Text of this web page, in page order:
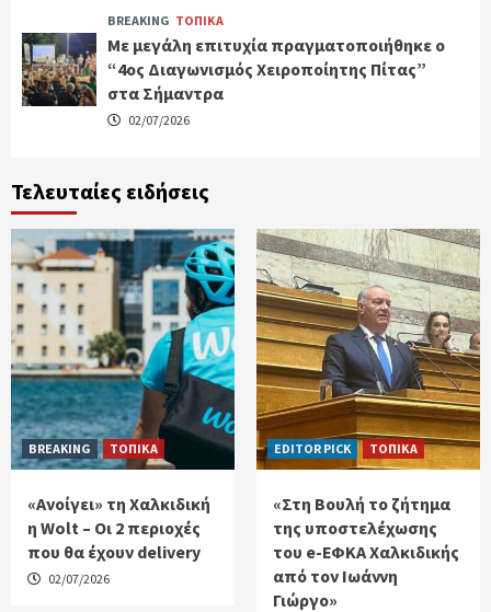
BREAKING ΤΟΠΙΚΑ
Με μεγάλη επιτυχία πραγματοποιήθηκε ο
“4ος Διαγωνισμός Χειροποίητης Πίτας”
στα Σήμαντρα
02/07/2026
Τελευταίες ειδήσεις
BREAKING ΤΟΠΙΚΑ
«Ανοίγει» τη Χαλκιδική
η Wolt – Οι 2 περιοχές
που θα έχουν delivery
02/07/2026
EDITOR PICK ΤΟΠΙΚΑ
«Στη Βουλή το ζήτημα
της υποστελέχωσης
του e-ΕΦΚΑ Χαλκιδικής
από τον Ιωάννη
Γιώργο»